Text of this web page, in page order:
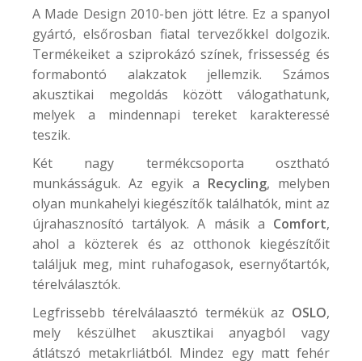
A Made Design 2010-ben jött létre. Ez a spanyol
gyártó, elsőrosban fiatal tervezőkkel dolgozik.
Termékeiket a sziprokázó színek, frissesség és
formabontó alakzatok jellemzik. Számos
akusztikai megoldás között válogathatunk,
melyek a mindennapi tereket karakteressé
teszik.
Két nagy termékcsoporta osztható
munkásságuk. Az egyik a Recycling, melyben
olyan munkahelyi kiegészítők találhatók, mint az
újrahasznosító tartályok. A másik a Comfort,
ahol a közterek és az otthonok kiegészítőit
találjuk meg, mint ruhafogasok, esernyőtartók,
térelválasztók.
Legfrissebb térelválaasztó termékük az OSLO,
mely készülhet akusztikai anyagból vagy
átlátszó metakrliátból. Mindez egy matt fehér